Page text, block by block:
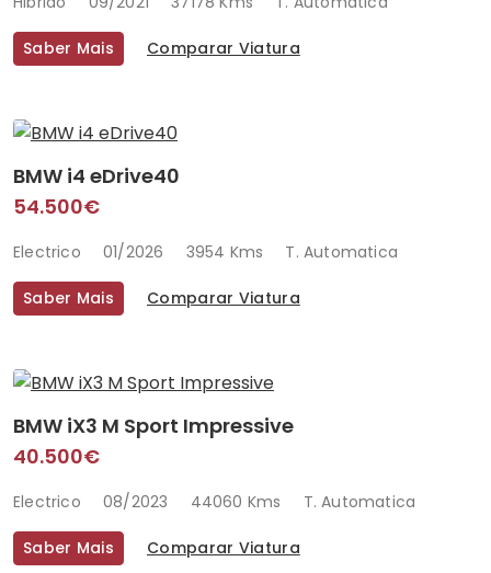
Saber Mais Comparar Viatura
BMW i4 eDrive40
54.500€
Electrico 01/2026 3954 Kms T. Automatica
Saber Mais Comparar Viatura
BMW iX3 M Sport Impressive
40.500€
Electrico 08/2023 44060 Kms T. Automatica
Saber Mais Comparar Viatura